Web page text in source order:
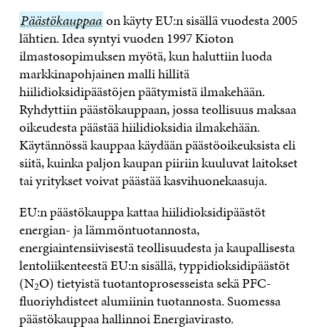
Päästökauppaa
Päästökauppaa on käyty EU:n sisällä vuodesta 2005
lähtien. Idea syntyi vuoden 1997 Kioton
ilmastosopimuksen myötä, kun haluttiin luoda
markkinapohjainen malli hillitä
hiilidioksidipäästöjen päätymistä ilmakehään.
Ryhdyttiin päästökauppaan, jossa teollisuus maksaa
oikeudesta päästää hiilidioksidia ilmakehään.
Käytännössä kauppaa käydään päästöoikeuksista eli
siitä, kuinka paljon kaupan piiriin kuuluvat laitokset
tai yritykset voivat päästää kasvihuonekaasuja.
EU:n päästökauppa kattaa hiilidioksidipäästöt
energian- ja lämmöntuotannosta,
energiaintensiivisestä teollisuudesta ja kaupallisesta
lentoliikenteestä EU:n sisällä, typpidioksidipäästöt
(N2O) tietyistä tuotantoprosesseista sekä PFC-
fluoriyhdisteet alumiinin tuotannosta. Suomessa
päästökauppaa hallinnoi Energiavirasto.